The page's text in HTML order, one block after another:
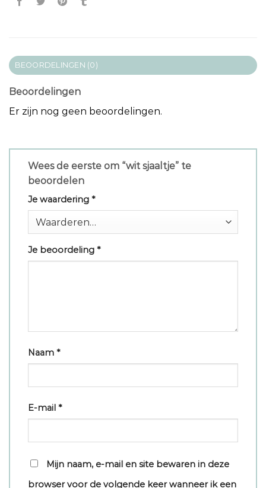
BEOORDELINGEN (0)
Beoordelingen
Er zijn nog geen beoordelingen.
Wees de eerste om “wit sjaaltje” te
beoordelen
Je waardering *
Je beoordeling *
Naam *
E-mail *
Mijn naam, e-mail en site bewaren in deze
browser voor de volgende keer wanneer ik een